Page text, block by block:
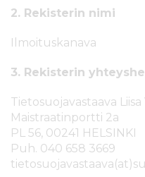
2. Rekisterin nimi
Ilmoituskanava
3. Rekisterin
Tietosuojavastaava
Maistraatinportti 2a
PL 56, 00241 HELSINKI
Puh. 040 658 3669